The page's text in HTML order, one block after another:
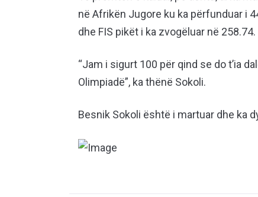
në Afrikën Jugore ku ka përfunduar i
dhe FIS pikët i ka zvogëluar në 258.74.
“Jam i sigurt 100 për qind se do t’ia
Olimpiadë”, ka thënë Sokoli.
Besnik Sokoli është i martuar dhe ka